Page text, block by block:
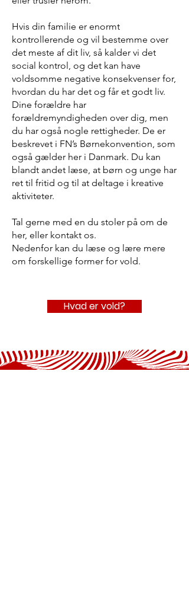
Hvis din familie er enormt
kontrollerende og vil bestemme over
det meste af dit liv, så kalder vi det
social kontrol, og det kan have
voldsomme negative konsekvenser for,
hvordan du har det og får et godt liv.
Dine forældre har
forældremyndigheden over dig, men
du har også nogle rettigheder. De er
beskrevet i FN’s Børnekonvention, som
også gælder her i Danmark. Du kan
blandt andet læse, at børn og unge har
ret til fritid og til at deltage i kreative
aktiviteter.
Tal gerne med en du stoler på om de
her, eller kontakt os.
Nedenfor kan du læse og lære mere
om forskellige former for vold.
Hvad er vold?